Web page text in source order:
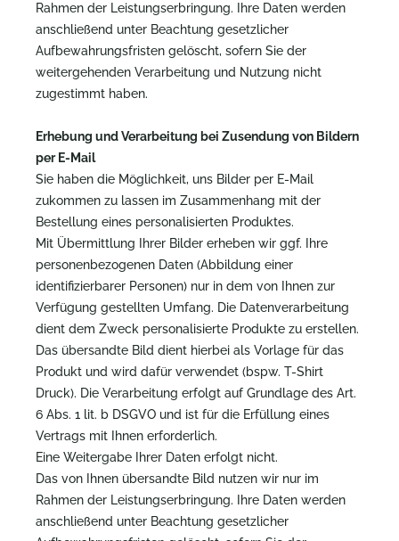
Rahmen der Leistungserbringung. Ihre Daten werden
anschließend unter Beachtung gesetzlicher
Aufbewahrungsfristen gelöscht, sofern Sie der
weitergehenden Verarbeitung und Nutzung nicht
zugestimmt haben.
Erhebung und Verarbeitung bei Zusendung von Bildern
per E-Mail
Sie haben die Möglichkeit, uns Bilder per E-Mail
zukommen zu lassen im Zusammenhang mit der
Bestellung eines personalisierten Produktes.
Mit Übermittlung Ihrer Bilder erheben wir ggf. Ihre
personenbezogenen Daten (Abbildung einer
identifizierbarer Personen) nur in dem von Ihnen zur
Verfügung gestellten Umfang. Die Datenverarbeitung
dient dem Zweck personalisierte Produkte zu erstellen.
Das übersandte Bild dient hierbei als Vorlage für das
Produkt und wird dafür verwendet (bspw. T-Shirt
Druck). Die Verarbeitung erfolgt auf Grundlage des Art.
6 Abs. 1 lit. b DSGVO und ist für die Erfüllung eines
Vertrags mit Ihnen erforderlich.
Eine Weitergabe Ihrer Daten erfolgt nicht.
Das von Ihnen übersandte Bild nutzen wir nur im
Rahmen der Leistungserbringung. Ihre Daten werden
anschließend unter Beachtung gesetzlicher